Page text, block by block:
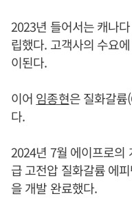
2023년 들어서는 캐나
립했다. 고객사의 수요
이된다.
이어 임종현은 질화갈륨
다.
2024년 7월 에이프로의
급 고전압 질화갈륨 에
을 개발 완료했다.